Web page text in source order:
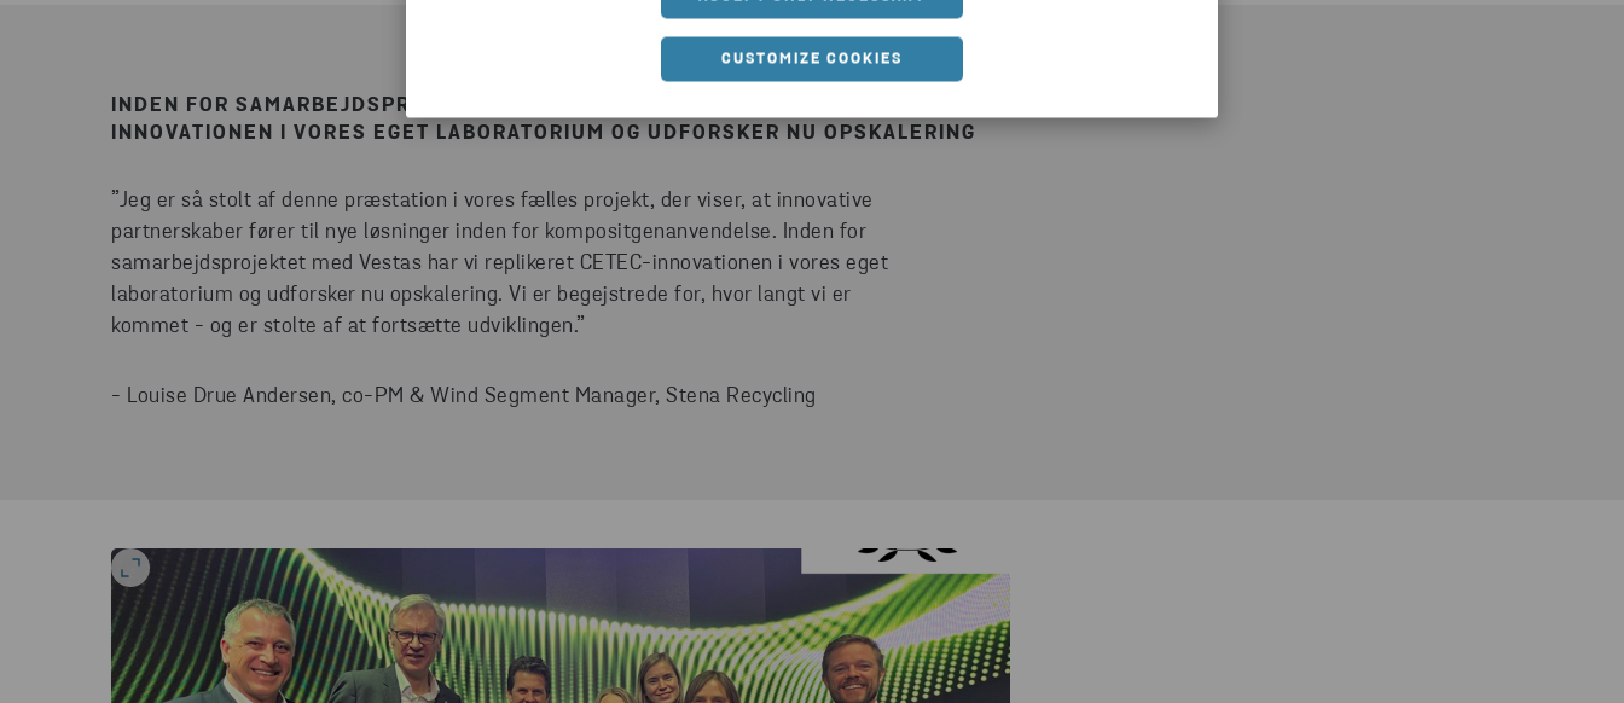
CUSTOMIZE COOKIES
INDEN FOR SAMARBEJDSPROJEKTET MED VESTAS HAR VI REPLIKERET CETEC-
INNOVATIONEN I VORES EGET LABORATORIUM OG UDFORSKER NU OPSKALERING
”Jeg er så stolt af denne præstation i vores fælles projekt, der viser, at innovative
partnerskaber fører til nye løsninger inden for kompositgenanvendelse. Inden for
samarbejdsprojektet med Vestas har vi replikeret CETEC-innovationen i vores eget
laboratorium og udforsker nu opskalering. Vi er begejstrede for, hvor langt vi er
kommet - og er stolte af at fortsætte udviklingen.”
- Louise Drue Andersen, co-PM & Wind Segment Manager, Stena Recycling